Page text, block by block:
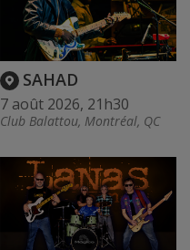
SAHAD
7 août 2026, 21h30
Club Balattou, Montréal, QC